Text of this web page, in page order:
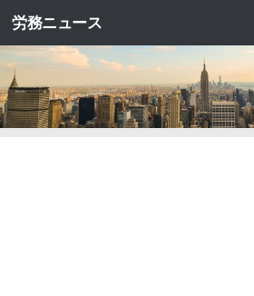
コンテンツへスキップ
労務ニュース